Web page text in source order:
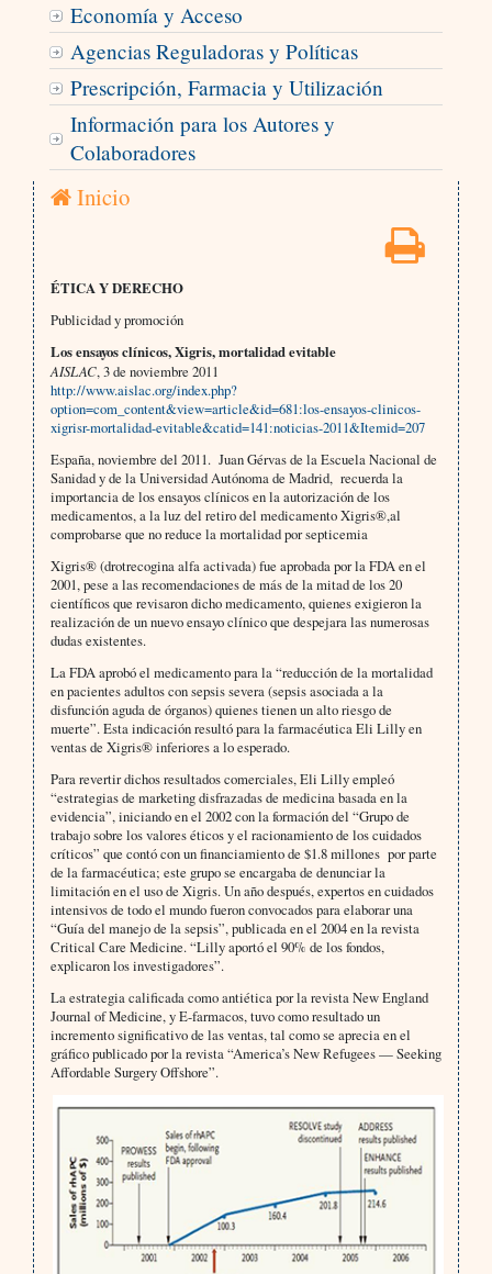
Economía y Acceso
Agencias Reguladoras y Políticas
Prescripción, Farmacia y Utilización
Información para los Autores y
Colaboradores
Inicio
ÉTICA Y DERECHO
Publicidad y promoción
Los ensayos clínicos, Xigris, mortalidad evitable
AISLAC, 3 de noviembre 2011
http://www.aislac.org/index.php?
option=com_content&view=article&id=681:los-ensayos-clinicos-
xigrisr-mortalidad-evitable&catid=141:noticias-2011&Itemid=207
España, noviembre del 2011. Juan Gérvas de la Escuela Nacional de
Sanidad y de la Universidad Autónoma de Madrid, recuerda la
importancia de los ensayos clínicos en la autorización de los
medicamentos, a la luz del retiro del medicamento Xigris®,al
comprobarse que no reduce la mortalidad por septicemia
Xigris® (drotrecogina alfa activada) fue aprobada por la FDA en el
2001, pese a las recomendaciones de más de la mitad de los 20
científicos que revisaron dicho medicamento, quienes exigieron la
realización de un nuevo ensayo clínico que despejara las numerosas
dudas existentes.
La FDA aprobó el medicamento para la “reducción de la mortalidad
en pacientes adultos con sepsis severa (sepsis asociada a la
disfunción aguda de órganos) quienes tienen un alto riesgo de
muerte”. Esta indicación resultó para la farmacéutica Eli Lilly en
ventas de Xigris® inferiores a lo esperado.
Para revertir dichos resultados comerciales, Eli Lilly empleó
“estrategias de marketing disfrazadas de medicina basada en la
evidencia”, iniciando en el 2002 con la formación del “Grupo de
trabajo sobre los valores éticos y el racionamiento de los cuidados
críticos” que contó con un financiamiento de $1.8 millones por parte
de la farmacéutica; este grupo se encargaba de denunciar la
limitación en el uso de Xigris. Un año después, expertos en cuidados
intensivos de todo el mundo fueron convocados para elaborar una
“Guía del manejo de la sepsis”, publicada en el 2004 en la revista
Critical Care Medicine. “Lilly aportó el 90% de los fondos,
explicaron los investigadores”.
La estrategia calificada como antiética por la revista New England
Journal of Medicine, y E-farmacos, tuvo como resultado un
incremento significativo de las ventas, tal como se aprecia en el
gráfico publicado por la revista “America’s New Refugees — Seeking
Affordable Surgery Offshore”.